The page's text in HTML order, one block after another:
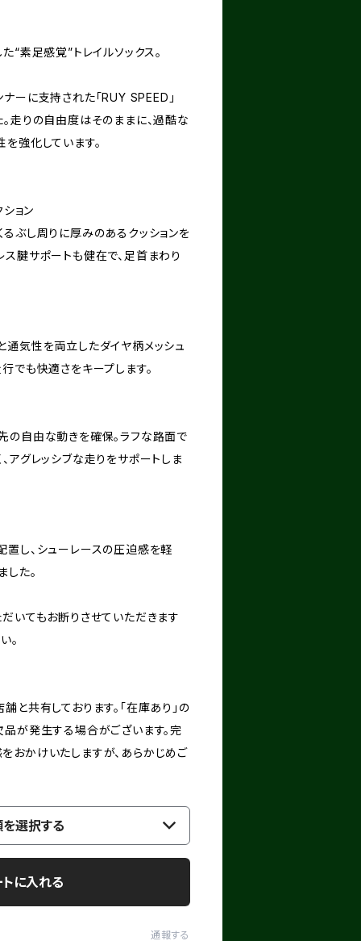
“素足感覚”トレイルソックス。
ーに支持された「RUY SPEED」
走りの自由度はそのままに、過酷な
強化しています。
ョン
ぶし周りに厚みのあるクッションを
腱サポートも健在で、足首まわり
通気性を両立したダイヤ柄メッシュ
でも快適さをキープします。
の自由な動きを確保。ラフな路面で
アグレッシブな走りをサポートしま
置し、シューレースの圧迫感を軽
した。
いてもお断りさせていただきます
。
と共有しております。「在庫あり」の
が発生する場合がございます。完
おかけいたしますが、あらかじめご
選択する
に入れる
通報する